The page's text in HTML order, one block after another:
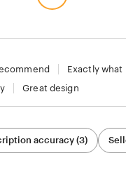
Exactly what
Great design
accuracy (3)